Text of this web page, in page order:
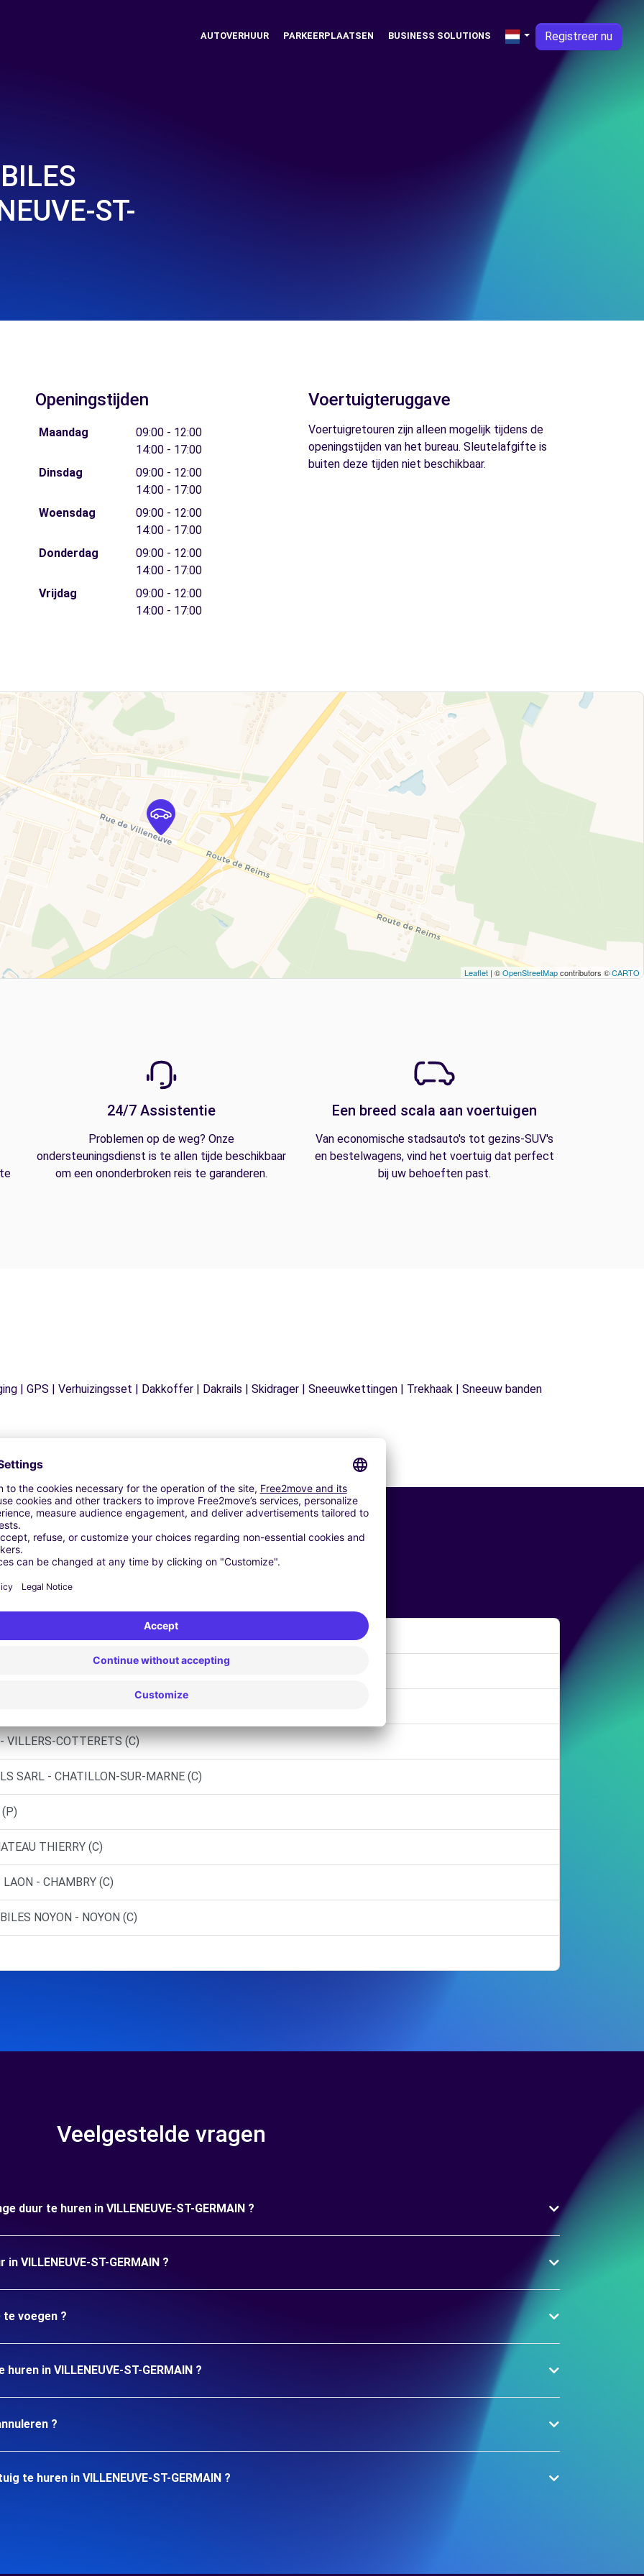
AUTOVERHUUR PARKEERPLAATSEN BUSINESS SOLUTIONS Registreer nu
ST-
Openingstijden
Maandag
09:00 - 12:00
14:00 - 17:00
Dinsdag
09:00 - 12:00
14:00 - 17:00
Woensdag
09:00 - 12:00
14:00 - 17:00
Donderdag
09:00 - 12:00
14:00 - 17:00
Vrijdag
09:00 - 12:00
14:00 - 17:00
Voertuigteruggave
Voertuigretouren zijn alleen mogelijk tijdens de
openingstijden van het bureau. Sleutelafgifte is
buiten deze tijden niet beschikbaar.
Leaflet | ©OpenStreetMapcontributors ©CARTO
24/7 Assistentie
Problemen op de weg? Onze
ondersteuningsdienst is te allen tijde beschikbaar
om een ononderbroken reis te garanderen.
Een breed scala aan voertuigen
Van economische stadsauto's tot gezins-SUV's
en bestelwagens, vind het voertuig dat perfect
bij uw behoeften past.
| GPS | Verhuizingsset | Dakkoffer | Dakrails | Skidrager | Sneeuwkettingen | Trekhaak | Sneeuw banden
Vergelijkbare Agentschappen
VILLERS-COTTERETS (C)
SARL - CHATILLON-SUR-MARNE (C)
THIERRY (C)
- CHAMBRY (C)
NOYON - NOYON (C)
Veelgestelde vragen
duur te huren in VILLENEUVE-ST-GERMAIN ?
VILLENEUVE-ST-GERMAIN ?
voegen ?
in VILLENEUVE-ST-GERMAIN ?
?
te huren in VILLENEUVE-ST-GERMAIN ?